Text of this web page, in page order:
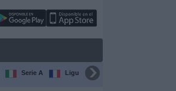
Serie A Ligue 1